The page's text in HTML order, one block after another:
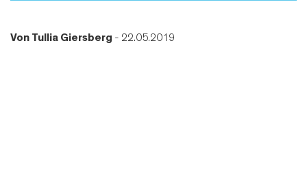
Von Tullia Giersberg - 22.05.2019